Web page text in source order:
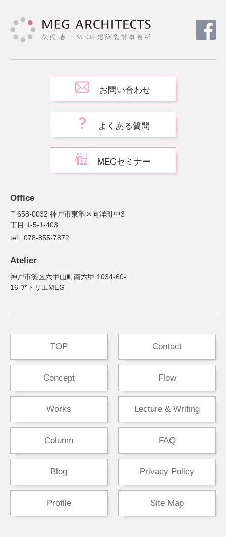
お問い合わせ
よくある質問
MEGセミナー
Office
〒658-0032 神戸市東灘区向洋町中3
丁目 1-5-1-403
tel : 078-855-7872
Atelier
神戸市灘区六甲山町南六甲 1034-60-
16 アトリエMEG
TOP
Concept
Works
Column
Blog
Profile
Contact
Flow
Lecture & Writing
FAQ
Privacy Policy
Site Map